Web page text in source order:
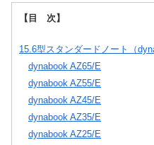
【目 次】
15.6型スタンダードノート（
dynabook AZ65/E
dynabook AZ55/E
dynabook AZ45/E
dynabook AZ35/E
dynabook AZ25/E